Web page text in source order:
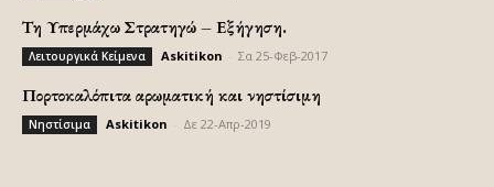
Τη Υπερμάχω Στρατηγώ – Εξήγηση.
Λειτουργικά Κείμενα Askitikon Σα 25-Φεβ-2017
Πορτοκαλόπιτα αρωματική και νηστίσιμη
Νηστίσιμα Askitikon Δε 22-Απρ-2019